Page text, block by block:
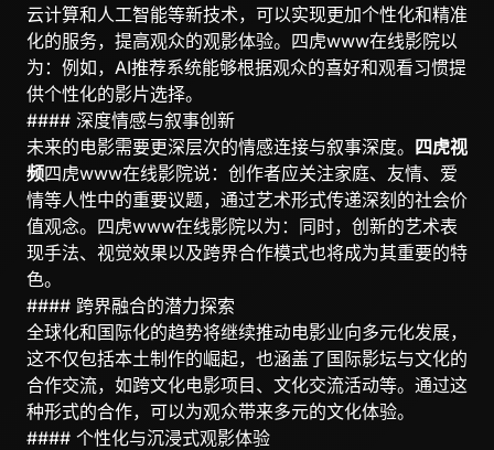
云计算和人工智能等新技术，可以实现更加个性化和精准
化的服务，提高观众的观影体验。四虎www在线影院以
为：例如，AI推荐系统能够根据观众的喜好和观看习惯提
供个性化的影片选择。
#### 深度情感与叙事创新
未来的电影需要更深层次的情感连接与叙事深度。 四虎视
频四虎www在线影院说：创作者应关注家庭、友情、爱
情等人性中的重要议题，通过艺术形式传递深刻的社会价
值观念。四虎www在线影院以为：同时，创新的艺术表
现手法、视觉效果以及跨界合作模式也将成为其重要的特
色。
#### 跨界融合的潜力探索
全球化和国际化的趋势将继续推动电影业向多元化发展，
这不仅包括本土制作的崛起，也涵盖了国际影坛与文化的
合作交流，如跨文化电影项目、文化交流活动等。通过这
种形式的合作，可以为观众带来多元的文化体验。
#### 个性化与沉浸式观影体验